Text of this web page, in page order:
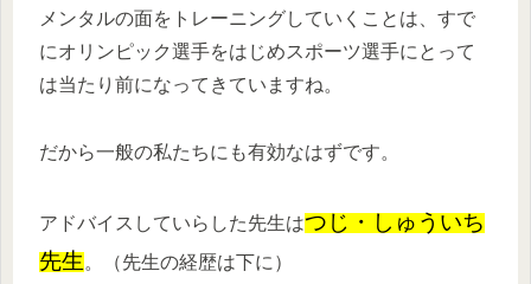
メンタルの面をトレーニングしていくことは、すで
にオリンピック選手をはじめスポーツ選手にとって
は当たり前になってきていますね。
だから一般の私たちにも有効なはずです。
アドバイスしていらした先生はつじ・しゅういち
先生 。（先生の経歴は下に）